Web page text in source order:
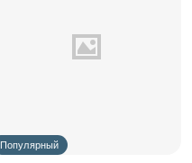
Популярный